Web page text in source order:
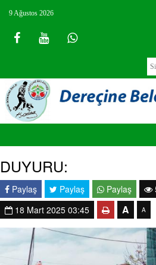
9 Ağustos 2026
DUYURU:
Paylaş Paylaş Paylaş
18 Mart 2025 03:45
A A